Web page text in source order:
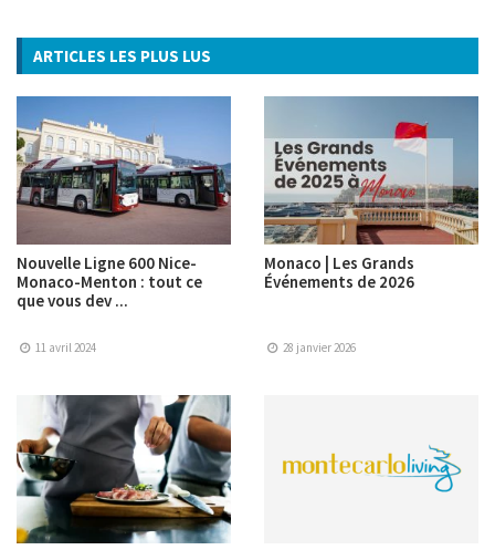
ARTICLES LES PLUS LUS
Nouvelle Ligne 600 Nice-
Monaco-Menton : tout ce
que vous dev ...
11 avril 2024
Monaco | Les Grands
Événements de 2026
28 janvier 2026